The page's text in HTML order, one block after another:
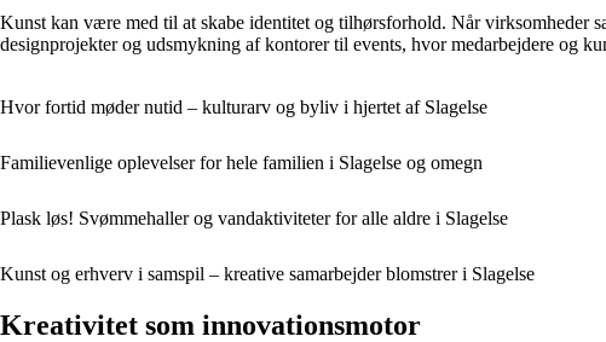
Kunst kan være med til at skabe identitet og tilhørsforhold. Når virksomheder
designprojekter og udsmykning af kontorer til events, hvor medarbejdere og
Hvor fortid møder nutid – kulturarv og byliv i hjertet af Slagelse
Familievenlige oplevelser for hele familien i Slagelse og omegn
Plask løs! Svømmehaller og vandaktiviteter for alle aldre i Slagelse
Kunst og erhverv i samspil – kreative samarbejder blomstrer i Slagelse
Kreativitet som innovationsmotor